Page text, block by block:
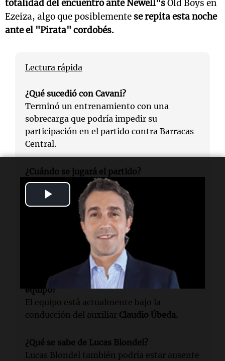
Play
Video
totalidad del encuentro ante Newell"sOld Boys en
Ezeiza, algo que posiblemente se repita esta noche
ante el "Pirata" cordobés.
Lectura rápida
¿Qué sucedió con Cavani?
Terminó un entrenamiento con una
sobrecarga que podría impedir su
participación en el partido contra Barracas
Central.
¿Cuándo se jugará el partido?
El partido se llevará a cabo el sábado, en el
estadio Claudio Fabián Tapia.
¿Cuántos partidos se perdió Cavani?
Cavani se perdió un total de 28 partidos por
lesión desde su llegada a Boca en 2023.
¿Quién es el asistente que entrena al
equipo?
El equipo está actualmente bajo la
conducción del auxiliar Claudio Úbeda.
¿Qué se sabe de Lucas Blondel?
Lucas Blondel también podría estar ausente